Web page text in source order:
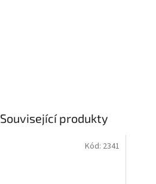
Související produkty
Kód: 2341